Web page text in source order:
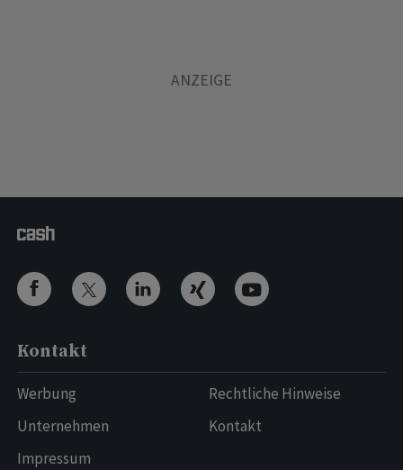
Kontakt
Werbung
Unternehmen
Impressum
Rechtliche Hinweise
Kontakt